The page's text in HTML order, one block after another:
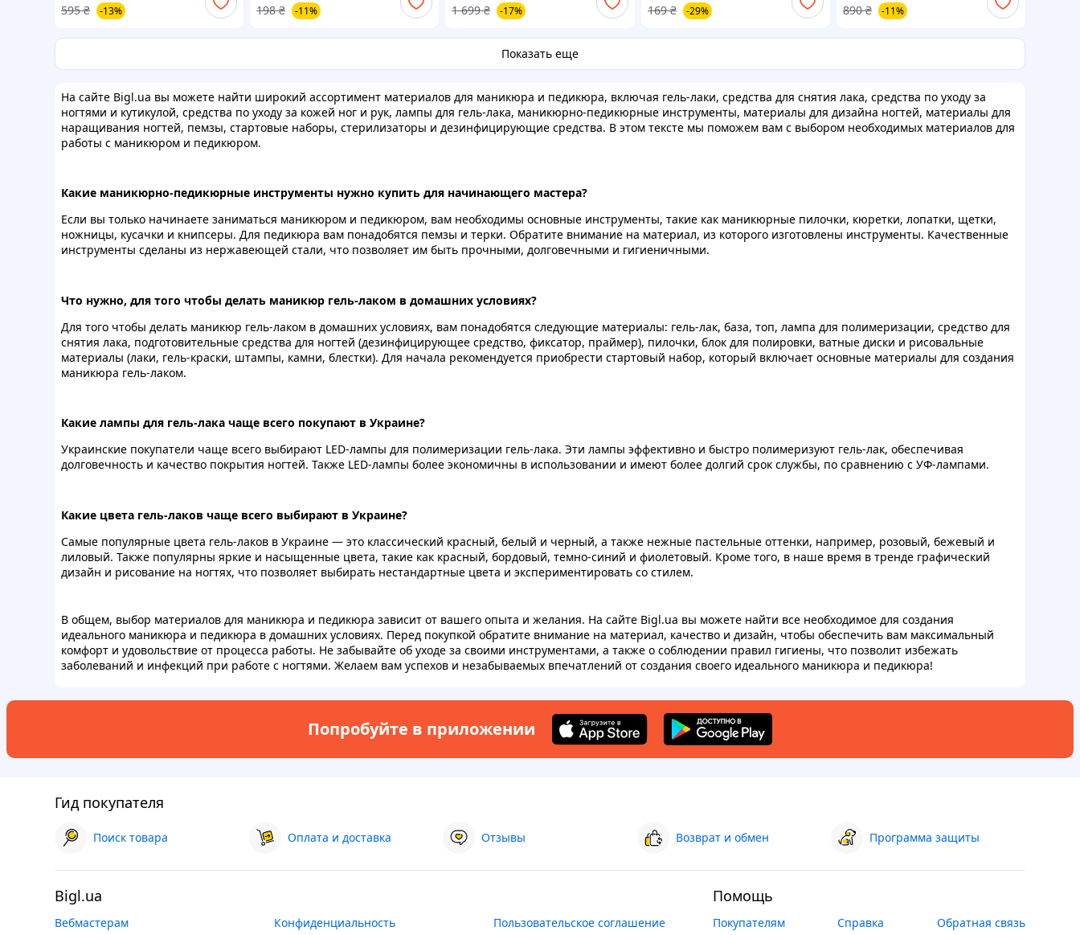
595 ₴ -13% 198 ₴ -11% 1 699 ₴ -17% 169 ₴ -29% 890 ₴ -11%
Показать еще
На сайте Bigl.ua вы можете найти широкий ассортимент материалов для маникюра и педикюра, включая гель-лаки, средства для снятия лака, средства по уходу за
ногтями и кутикулой, средства по уходу за кожей ног и рук, лампы для гель-лака, маникюрно-педикюрные инструменты, материалы для дизайна ногтей, материалы для
наращивания ногтей, пемзы, стартовые наборы, стерилизаторы и дезинфицирующие средства. В этом тексте мы поможем вам с выбором необходимых материалов для
работы с маникюром и педикюром.
Какие маникюрно-педикюрные инструменты нужно купить для начинающего мастера?
Если вы только начинаете заниматься маникюром и педикюром, вам необходимы основные инструменты, такие как маникюрные пилочки, кюретки, лопатки, щетки,
ножницы, кусачки и книпсеры. Для педикюра вам понадобятся пемзы и терки. Обратите внимание на материал, из которого изготовлены инструменты. Качественные
инструменты сделаны из нержавеющей стали, что позволяет им быть прочными, долговечными и гигиеничными.
Что нужно, для того чтобы делать маникюр гель-лаком в домашних условиях?
Для того чтобы делать маникюр гель-лаком в домашних условиях, вам понадобятся следующие материалы: гель-лак, база, топ, лампа для полимеризации, средство для
снятия лака, подготовительные средства для ногтей (дезинфицирующее средство, фиксатор, праймер), пилочки, блок для полировки, ватные диски и рисовальные
материалы (лаки, гель-краски, штампы, камни, блестки). Для начала рекомендуется приобрести стартовый набор, который включает основные материалы для создания
маникюра гель-лаком.
Какие лампы для гель-лака чаще всего покупают в Украине?
Украинские покупатели чаще всего выбирают LED-лампы для полимеризации гель-лака. Эти лампы эффективно и быстро полимеризуют гель-лак, обеспечивая
долговечность и качество покрытия ногтей. Также LED-лампы более экономичны в использовании и имеют более долгий срок службы, по сравнению с УФ-лампами.
Какие цвета гель-лаков чаще всего выбирают в Украине?
Самые популярные цвета гель-лаков в Украине — это классический красный, белый и черный, а также нежные пастельные оттенки, например, розовый, бежевый и
лиловый. Также популярны яркие и насыщенные цвета, такие как красный, бордовый, темно-синий и фиолетовый. Кроме того, в наше время в тренде графический
дизайн и рисование на ногтях, что позволяет выбирать нестандартные цвета и экспериментировать со стилем.
В общем, выбор материалов для маникюра и педикюра зависит от вашего опыта и желания. На сайте Bigl.ua вы можете найти все необходимое для создания
идеального маникюра и педикюра в домашних условиях. Перед покупкой обратите внимание на материал, качество и дизайн, чтобы обеспечить вам максимальный
комфорт и удовольствие от процесса работы. Не забывайте об уходе за своими инструментами, а также о соблюдении правил гигиены, что позволит избежать
заболеваний и инфекций при работе с ногтями. Желаем вам успехов и незабываемых впечатлений от создания своего идеального маникюра и педикюра!
Попробуйте в приложении
Гид покупателя
Поиск товара Оплата и доставка Отзывы Возврат и обмен Программа защиты
Bigl.ua
Вебмастерам Конфиденциальность Пользовательское соглашение
Помощь
Покупателям Справка Обратная связь